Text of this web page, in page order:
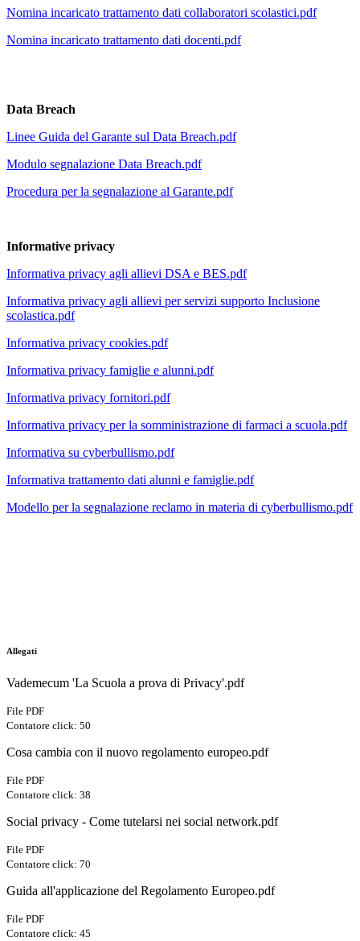
Nomina incaricato trattamento dati collaboratori scolastici.pdf
Nomina incaricato trattamento dati docenti.pdf
Data Breach
Linee Guida del Garante sul Data Breach.pdf
Modulo segnalazione Data Breach.pdf
Procedura per la segnalazione al Garante.pdf
Informative privacy
Informativa privacy agli allievi DSA e BES.pdf
Informativa privacy agli allievi per servizi supporto Inclusione
scolastica.pdf
Informativa privacy cookies.pdf
Informativa privacy famiglie e alunni.pdf
Informativa privacy fornitori.pdf
Informativa privacy per la somministrazione di farmaci a scuola.pdf
Informativa su cyberbullismo.pdf
Informativa trattamento dati alunni e famiglie.pdf
Modello per la segnalazione reclamo in materia di cyberbullismo.pdf
Allegati
Vademecum 'La Scuola a prova di Privacy'.pdf
File PDF
Contatore click: 50
Cosa cambia con il nuovo regolamento europeo.pdf
File PDF
Contatore click: 38
Social privacy - Come tutelarsi nei social network.pdf
File PDF
Contatore click: 70
Guida all'applicazione del Regolamento Europeo.pdf
File PDF
Contatore click: 45